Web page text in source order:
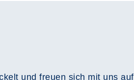
und freuen sich mit uns auf